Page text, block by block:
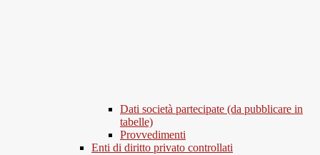
Dati società partecipate (da pubblicare in
tabelle)
Provvedimenti
Enti di diritto privato controllati